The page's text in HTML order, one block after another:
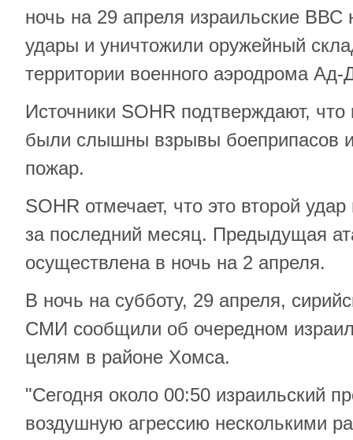
ночь на 29 апреля израильские ВВС
удары и уничтожили оружейный
территории военного аэродрома
Источники SOHR подтверждают, что
были слышны взрывы боеприпасов
пожар.
SOHR отмечает, что это второй
за последний месяц. Предыдущая
осуществлена в ночь на 2 апреля.
В ночь на субботу, 29 апреля,
СМИ сообщили об очередном
целям в районе Хомса.
"Сегодня около 00:50 израильский
воздушную агрессию несколькими